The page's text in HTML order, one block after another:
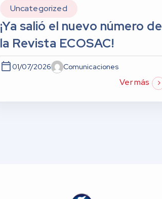
Uncategorized
¡Ya salió el nuevo número de
la Revista ECOSAC!
01/07/2026 Comunicaciones
Ver más